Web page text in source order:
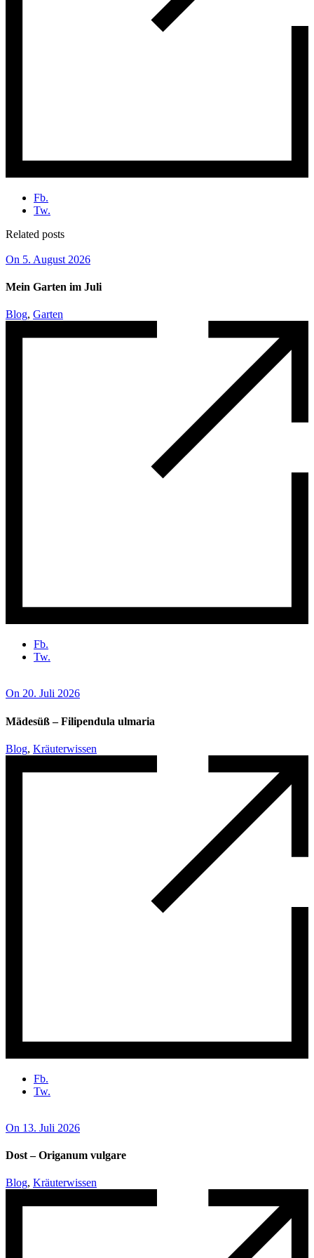
Fb.
Tw.
Related posts
On 5. August 2026
Mein Garten im Juli
Blog, Garten
Fb.
Tw.
On 20. Juli 2026
Mädesüß – Filipendula ulmaria
Blog, Kräuterwissen
Fb.
Tw.
On 13. Juli 2026
Dost – Origanum vulgare
Blog, Kräuterwissen